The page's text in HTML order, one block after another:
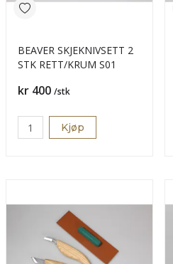
BEAVER SKJEKNIVSETT 2
STK RETT/KRUM S01
Pris
kr 400 /stk
Kjøp